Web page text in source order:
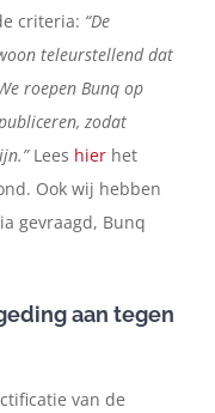
criteria: “De
teleurstellend dat
roepen Bunq op
zodat
Lees hier het
Ook wij hebben
gevraagd, Bunq
aan tegen
van de